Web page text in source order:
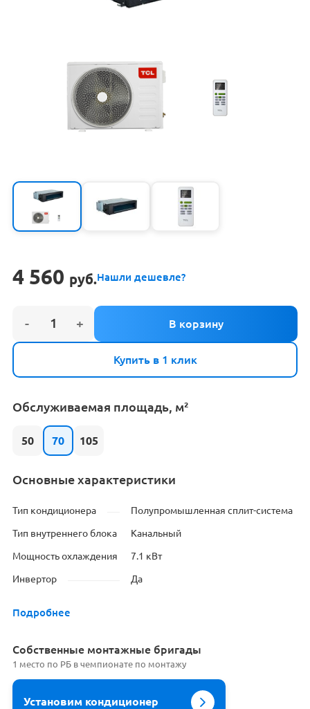
4 560 руб.Нашли дешевле?
Купить в 1 клик
Обслуживаемая площадь, м²
50 70 105
Основные характеристики
Тип кондиционера Полупромышленная сплит-система
Тип внутреннего блока Канальный
Мощность охлаждения 7.1 кВт
Инвертор Да
Подробнее
Cобственные монтажные бригады
1 место по РБ в чемпионате по монтажу
Установим кондиционер